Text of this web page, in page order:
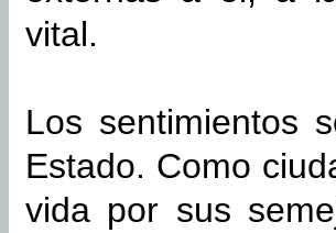
vital.
Los sentimientos
Estado. Como
vida por sus